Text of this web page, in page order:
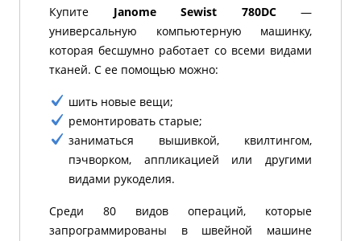
Купите Janome Sewist 780DC—
универсальную компьютерную машинку,
которая бесшумно работает со всеми видами
тканей. С ее помощью можно:
шить новые вещи;
ремонтировать старые;
заниматься вышивкой, квилтингом,
пэчворком, аппликацией или другими
видами рукоделия.
Среди 80 видов операций, которые
запрограммированы в швейной машине